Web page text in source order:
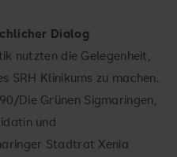
Dialog
nutzten die Gelegenheit,
SRH Klinikums zu machen.
Die Grünen Sigmaringen,
und
Stadtrat Xenia